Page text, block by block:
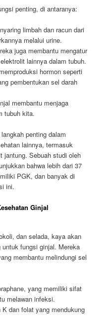
penting, di antaranya:
limbah dan racun dari
melalui urine.
juga membantu mengatur
lainnya dalam tubuh.
hormon seperti
pembentukan sel darah
membantu menjaga
tubuh kita.
penting dalam
lainnya, termasuk
jantung. Sebuah studi oleh
bahwa lebih dari 37
PGK, dan banyak di
ini.
Ginjal
dan selada, kaya akan
fungsi ginjal. Mereka
membantu melindungi sel
yang memiliki sifat
melawan infeksi.
dan folat yang mendukung